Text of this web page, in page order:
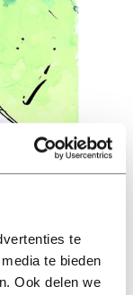
te
te bieden
Ook delen we